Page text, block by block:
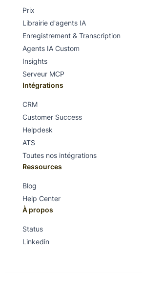
Prix
Librairie d'agents IA
Enregistrement & Transcription
Agents IA Custom
Insights
Serveur MCP
Intégrations
CRM
Customer Success
Helpdesk
ATS
Toutes nos intégrations
Ressources
Blog
Help Center
À propos
Status
Linkedin